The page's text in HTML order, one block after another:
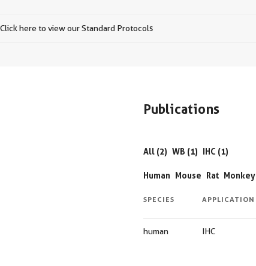
Click here to view our Standard Protocols
Publications
All (2) WB (1) IHC (1)
Human Mouse Rat Monkey
SPECIES APPLICATION
human IHC